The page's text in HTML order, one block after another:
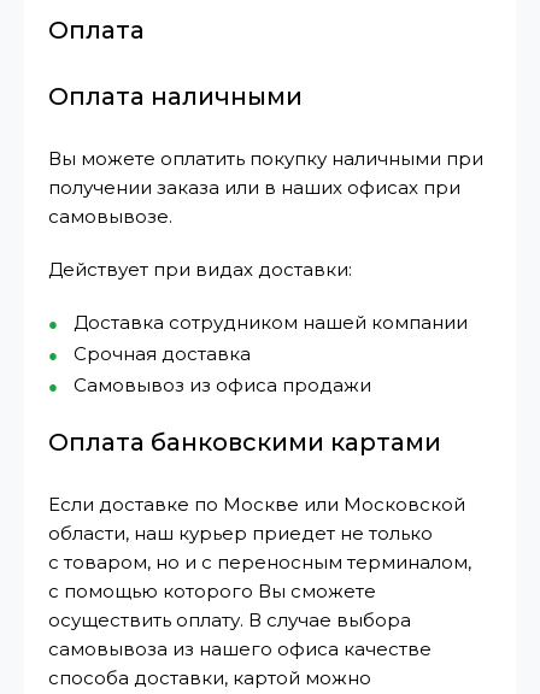
Оплата
Оплата наличными
Вы можете оплатить покупку наличными при
получении заказа или в наших офисах при
самовывозе.
Действует при видах доставки:
Доставка сотрудником нашей компании
Срочная доставка
Самовывоз из офиса продажи
Оплата банковскими картами
Если доставке по Москве или Московской
области, наш курьер приедет не только
с товаром, но и с переносным терминалом,
с помощью которого Вы сможете
осуществить оплату. В случае выбора
самовывоза из нашего офиса качестве
способа доставки, картой можно